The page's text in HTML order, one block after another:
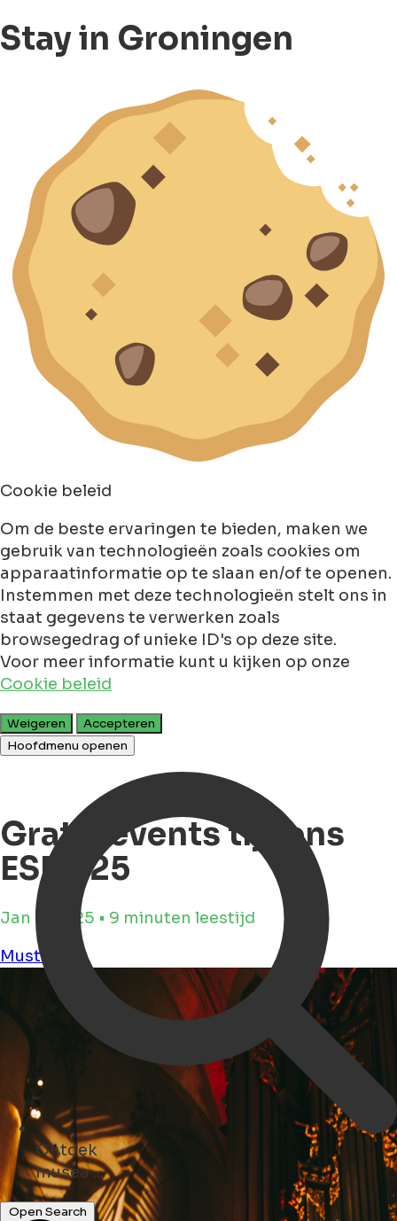
Stay in Groningen
Cookie beleid
Om de beste ervaringen te bieden, maken we
gebruik van technologieën zoals cookies om
apparaatinformatie op te slaan en/of te openen.
Instemmen met deze technologieën stelt ons in
staat gegevens te verwerken zoals
browsegedrag of unieke ID's op deze site.
Voor meer informatie kunt u kijken op onze
Cookie beleid
Weigeren
Accepteren
Hoofdmenu openen
Ontdek
parken ...
Open Search
Gratis events tijdens
ESNS25
Jan 8, 2025 • 9 minuten leestijd
Must see